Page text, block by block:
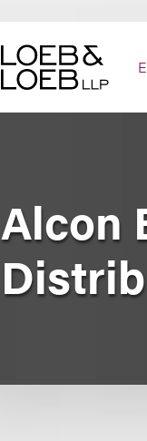
Alcon